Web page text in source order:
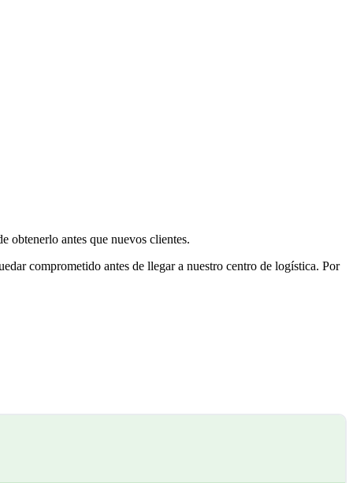
obtenerlo antes que nuevos clientes.
comprometido antes de llegar a nuestro centro de logística. Por